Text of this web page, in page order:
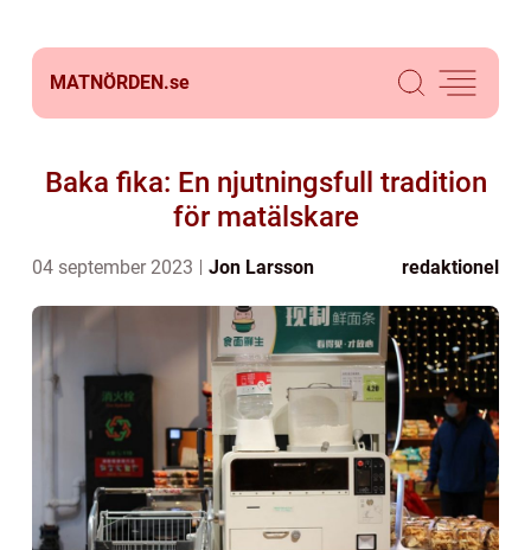
MATNÖRDEN.se
Baka fika: En njutningsfull tradition
för matälskare
04 september 2023 Jon Larsson redaktionel